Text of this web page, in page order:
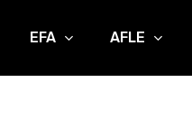
EFA AFLE